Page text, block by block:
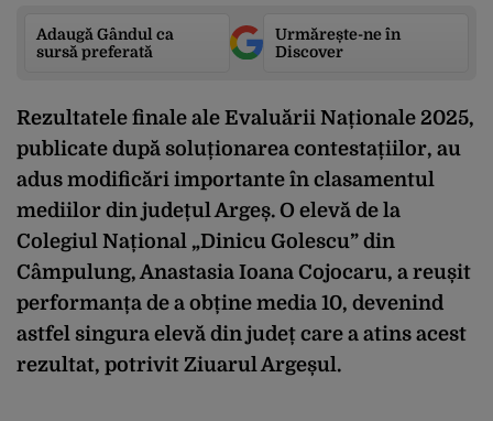
Adaugă Gândul ca
sursă preferată
Urmărește-ne în
Discover
Rezultatele finale ale Evaluării Naționale 2025,
publicate după soluționarea contestațiilor, au
adus modificări importante în clasamentul
mediilor din județul Argeș. O elevă de la
Colegiul Național „Dinicu Golescu” din
Câmpulung, Anastasia Ioana Cojocaru, a reușit
performanța de a obține media 10, devenind
astfel singura elevă din județ care a atins acest
rezultat, potrivit Ziuarul Argeșul.